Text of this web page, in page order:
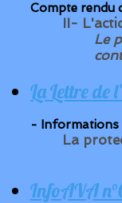
Compte rendu
II-
Le
La Lettre de
- Informations
La
InfoAVA